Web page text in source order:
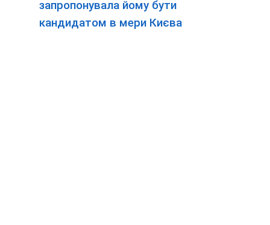
запропонувала йому бути
кандидатом в мери Києва